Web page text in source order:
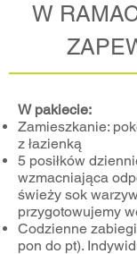
W
​W pakiecie:
Zamieszkanie:
z łazienką
5 posiłków
wzmacniająca
świeży sok
przygotowujemy
Codzienne
pon do pt).